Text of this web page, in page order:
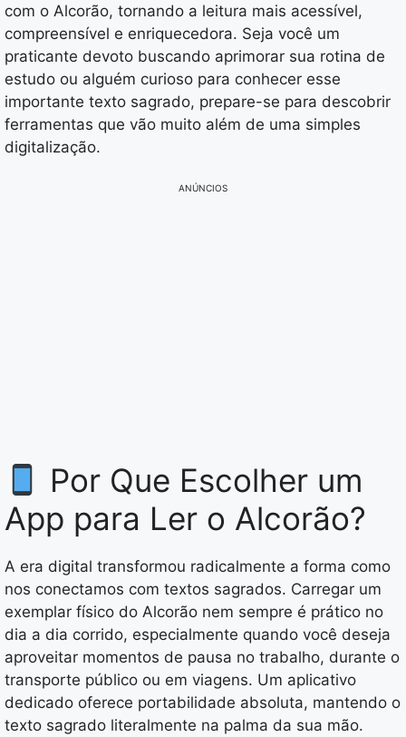
com o Alcorão, tornando a leitura mais acessível,
compreensível e enriquecedora. Seja você um
praticante devoto buscando aprimorar sua rotina de
estudo ou alguém curioso para conhecer esse
importante texto sagrado, prepare-se para descobrir
ferramentas que vão muito além de uma simples
digitalização.
ANÚNCIOS
Por Que Escolher um
App para Ler o Alcorão?
A era digital transformou radicalmente a forma como
nos conectamos com textos sagrados. Carregar um
exemplar físico do Alcorão nem sempre é prático no
dia a dia corrido, especialmente quando você deseja
aproveitar momentos de pausa no trabalho, durante o
transporte público ou em viagens. Um aplicativo
dedicado oferece portabilidade absoluta, mantendo o
texto sagrado literalmente na palma da sua mão.